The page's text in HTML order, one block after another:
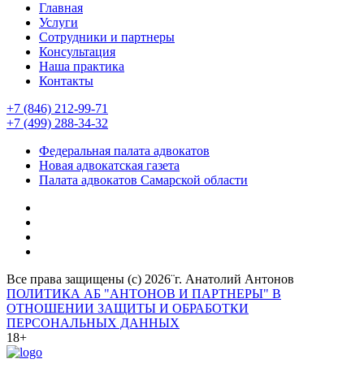
Главная
Услуги
Сотрудники и партнеры
Консультация
Наша практика
Контакты
+7 (846) 212-99-71
+7 (499) 288-34-32
Федеральная палата адвокатов
Новая адвокатская газета
Палата адвокатов Самарской области
Все права защищены (с) 2026¨г. Анатолий Антонов
ПОЛИТИКА АБ "АНТОНОВ И ПАРТНЕРЫ" В
ОТНОШЕНИИ ЗАЩИТЫ И ОБРАБОТКИ
ПЕРСОНАЛЬНЫХ ДАННЫХ
18+